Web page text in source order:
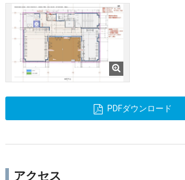
PDFダウンロード
アクセス